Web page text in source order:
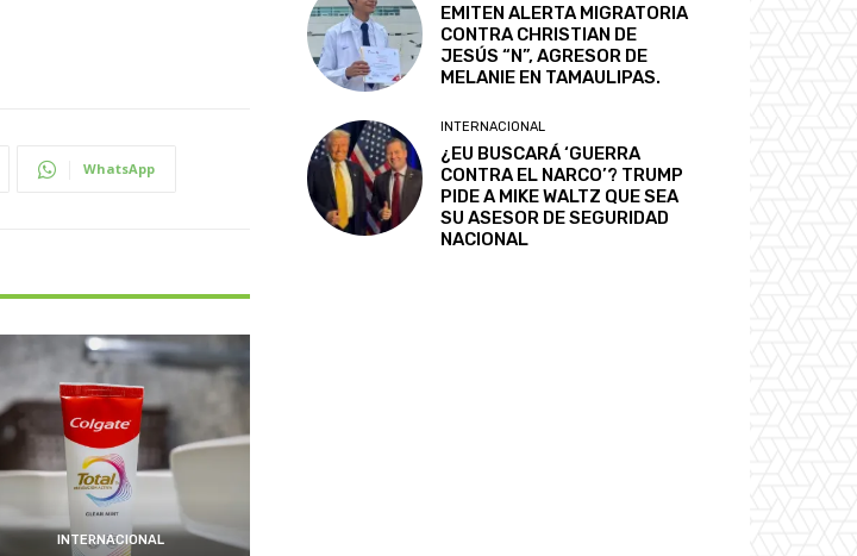
WhatsApp
INTERNACIONAL
EMITEN ALERTA MIGRATORIA
CONTRA CHRISTIAN DE
JESÚS “N”, AGRESOR DE
MELANIE EN TAMAULIPAS.
INTERNACIONAL
¿EU BUSCARÁ ‘GUERRA
CONTRA EL NARCO’? TRUMP
PIDE A MIKE WALTZ QUE SEA
SU ASESOR DE SEGURIDAD
NACIONAL